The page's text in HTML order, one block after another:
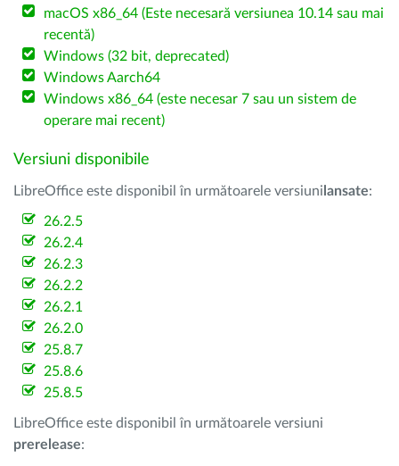
macOS x86_64 (Este necesară versiunea 10.14 sau mai
recentă)
Windows (32 bit, deprecated)
Windows Aarch64
Windows x86_64 (este necesar 7 sau un sistem de
operare mai recent)
Versiuni disponibile
LibreOffice este disponibil în următoarele versiuni lansate:
26.2.5
26.2.4
26.2.3
26.2.2
26.2.1
26.2.0
25.8.7
25.8.6
25.8.5
LibreOffice este disponibil în următoarele versiuni
prerelease: